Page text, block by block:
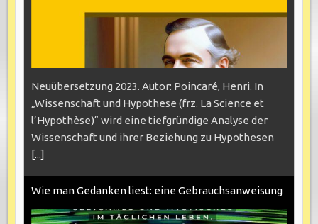
Neuübersetzung 2023. Autor: Poincaré, Henri. In
„Wissenschaft und Hypothese (frz. La Science et
l’Hypothèse)“ wird eine tiefgründige Analyse der
Wissenschaft und ihrer Beziehung zu Hypothesen
[...]
Wie man Gedanken liest: eine Gebrauchsanweisung